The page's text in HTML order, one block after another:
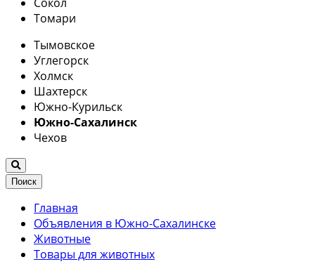
Томари
Тымовское
Углегорск
Холмск
Шахтерск
Южно-Курильск
Южно-Сахалинск
Чехов
Поиск
Главная
Объявления в Южно-Сахалинске
Животные
Товары для животных